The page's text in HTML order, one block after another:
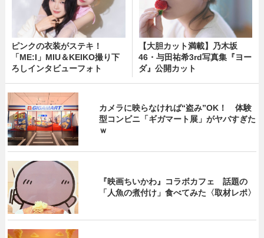
ピンクの衣装がステキ！
「ME:I」MIU＆KEIKO撮り下
ろしインタビューフォト
【大胆カット満載】乃木坂
46・与田祐希3rd写真集『ヨー
ダ』公開カット
カメラに映らなければ“盗み”OK！ 体験
型コンビニ「ギガマート展」がヤバすぎた
ｗ
『映画ちいかわ』コラボカフェ 話題の
「人魚の煮付け」食べてみた〈取材レポ〉